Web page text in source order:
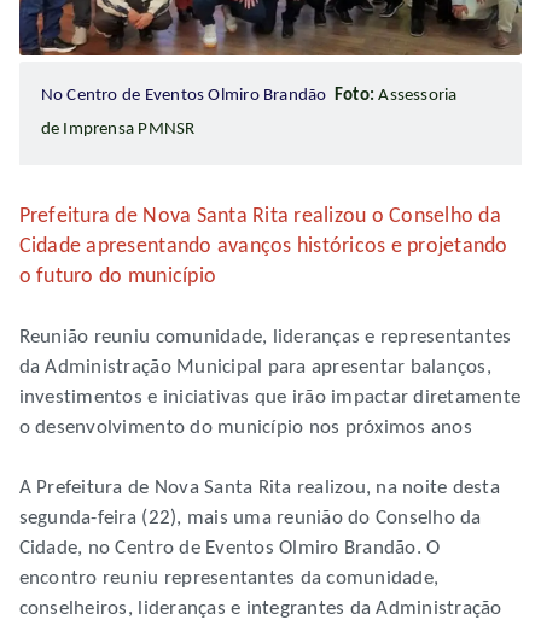
No Centro de Eventos Olmiro Brandão Foto: Assessoria
de Imprensa PMNSR
Prefeitura de Nova Santa Rita realizou o Conselho da
Cidade apresentando avanços históricos e projetando
o futuro do município
Reunião reuniu comunidade, lideranças e representantes
da Administração Municipal para apresentar balanços,
investimentos e iniciativas que irão impactar diretamente
o desenvolvimento do município nos próximos anos
A Prefeitura de Nova Santa Rita realizou, na noite desta
segunda-feira (22), mais uma reunião do Conselho da
Cidade, no Centro de Eventos Olmiro Brandão. O
encontro reuniu representantes da comunidade,
conselheiros, lideranças e integrantes da Administração